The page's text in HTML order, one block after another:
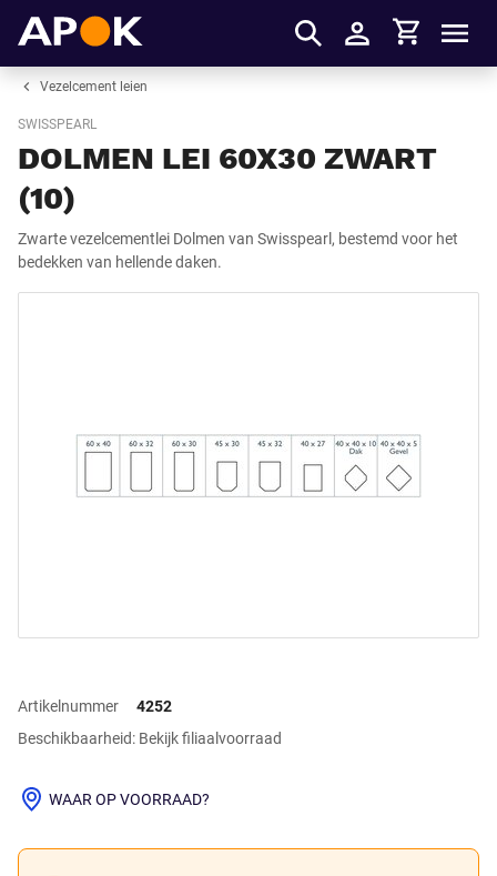
Inloggen
Winkelmandje
Vezelcement leien
SWISSPEARL
DOLMEN LEI 60X30 ZWART
(10)
Zwarte vezelcementlei Dolmen van Swisspearl, bestemd voor het
bedekken van hellende daken.
Artikelnummer
4252
Beschikbaarheid: Bekijk filiaalvoorraad
WAAR OP VOORRAAD?